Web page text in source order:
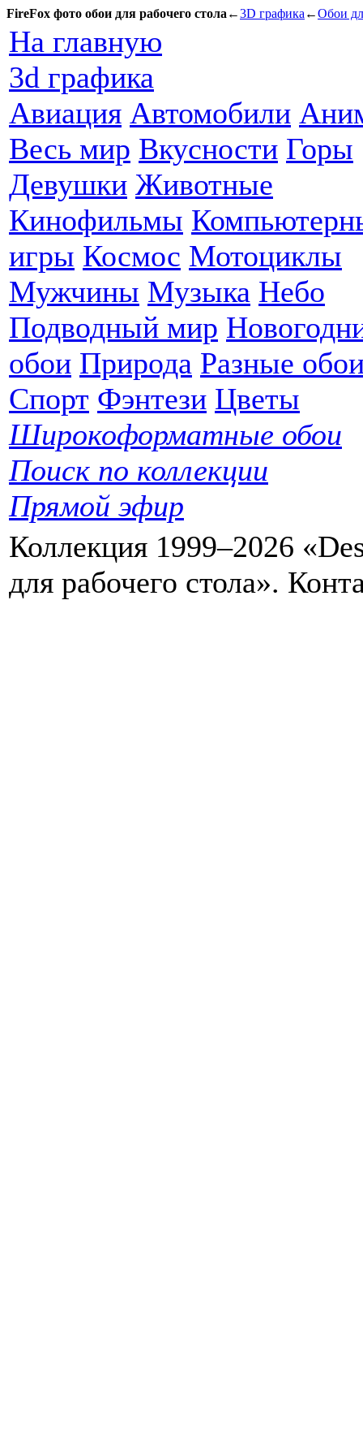
FireFox фото обои для рабочего стола ←3D графика ←Обои
На главную
3d графика
Авиация Автомобили
Весь мир Вкусности Горы
Девушки Животные
Кинофильмы
игры Космос Мотоциклы
Мужчины Музыка Небо
Подводный мир
обои Природа Разные
Спорт Фэнтези Цветы
Широкоформатные обои
Поиск по коллекции
Прямой эфир
Коллекция 1999–2026
для рабочего стола».